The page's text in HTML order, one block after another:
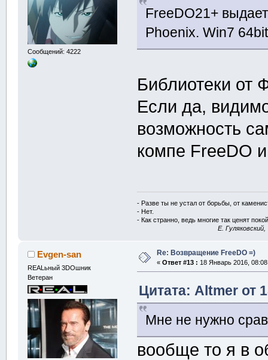
Сообщений: 4222
FreeDO21+
Phoenix. Win7
Библиотеки от
Если да,
возможность
компе FreeDO
- Разве ты не устал от борьбы, от
- Нет.
- Как странно, ведь многие так ценят
E.
Evgen-san
REALьный 3DOшник
Ветеран
Re: Возвращение FreeDO =)
« Ответ #13 : 18 Январь 2016,
Цитата: Altmer от
Мне не нужно
вообще то я в